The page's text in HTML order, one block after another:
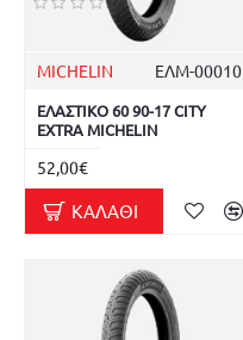
MICHELIN ΕΛΜ-00010
ΕΛΑΣΤΙΚΟ 60 90-17 CITY
EXTRA MICHELIN
52,00€
ΚΑΛΆΘΙ